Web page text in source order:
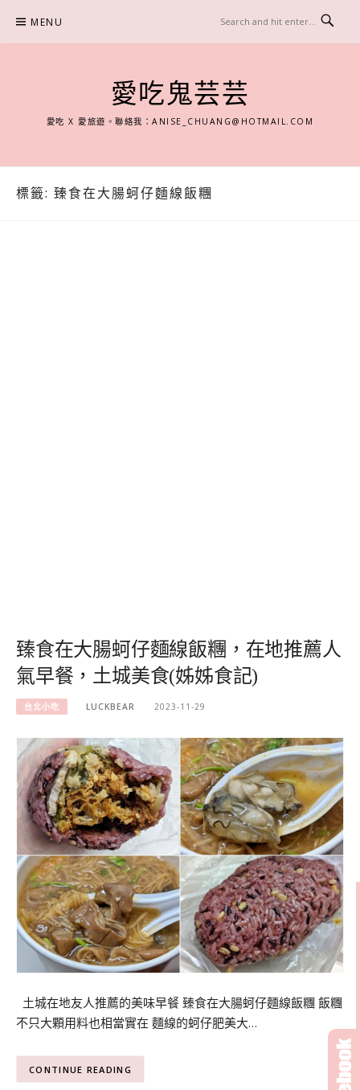
content
MENU
愛吃鬼芸芸
愛吃 X 愛旅遊。聯絡我：ANISE_CHUANG@HOTMAIL.COM
標籤: 臻食在大腸蚵仔麵線飯糰
臻食在大腸蚵仔麵線飯糰，在地推薦人
氣早餐，土城美食(姊姊食記)
台北小吃 LUCKBEAR 2023-11-29
土城在地友人推薦的美味早餐 臻食在大腸蚵仔麵線飯糰 飯糰
不只大顆用料也相當實在 麵線的蚵仔肥美大…
CONTINUE READING